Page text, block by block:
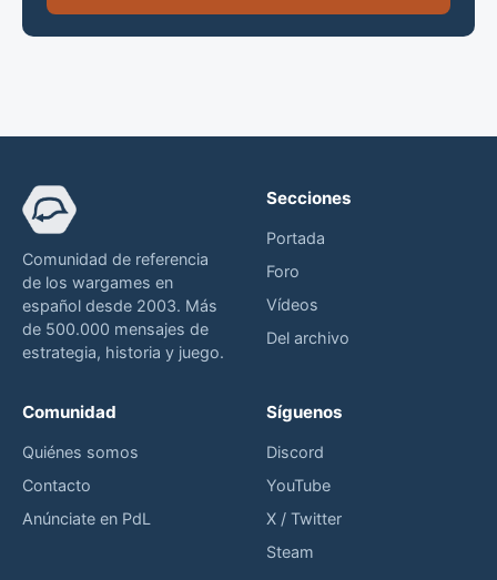
Comunidad de referencia
de los wargames en
español desde 2003. Más
de 500.000 mensajes de
estrategia, historia y juego.
Secciones
Portada
Foro
Vídeos
Del archivo
Comunidad
Quiénes somos
Contacto
Anúnciate en PdL
Síguenos
Discord
YouTube
X / Twitter
Steam